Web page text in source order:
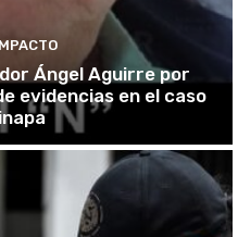
Ángel Aguirre por
evidencias en el caso